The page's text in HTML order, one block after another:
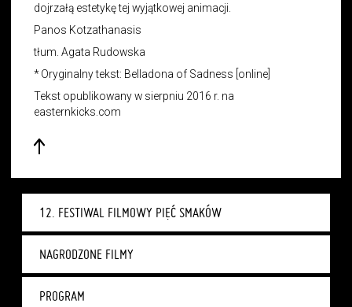
12. FESTIWAL FILMOWY PIĘĆ SMAKÓW
NAGRODZONE FILMY
PROGRAM
dojrzałą estetykę tej wyjątkowej animacji.
Panos Kotzathanasis
tłum. Agata Rudowska
* Oryginalny tekst: Belladona of Sadness [online]
Tekst opublikowany w sierpniu 2016 r. na
easternkicks.com